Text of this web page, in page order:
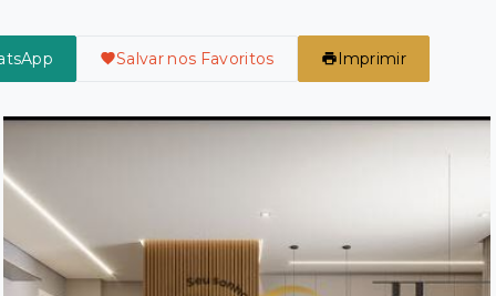
Salvar nos Favoritos Imprimir